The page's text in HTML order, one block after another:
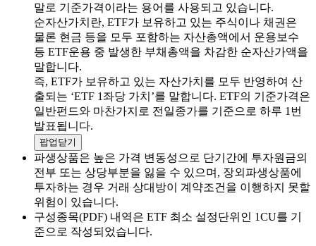
말로 기준가격이라는 용어를 사용되고 있습니다.
순자산가치란, ETF가 보유하고 있는 주식이나 채권은
물론 현금 등을 모두 포함하는 자산총액에서 운용보수
등 ETF운용 중 발생한 부채총액을 차감한 순자산가액을
말합니다.
즉, ETF가 보유하고 있는 자산가치를 모두 반영하여 산
출되는 ‘ETF 1좌당 가치’를 말합니다. ETF의 기준가격은
일반펀드와 마찬가지로 전일종가를 기준으로 하루 1번
발표됩니다.
팝업닫기
파생상품은 높은 가격 변동성으로 단기간에 투자원금의
전부 또는 상당부분을 잃을 수 있으며, 장외파생상품에
투자하는 경우 거래 상대방이 계약조건을 이행하지 못할
위험이 있습니다.
구성종목(PDF) 내역은 ETF 최소 설정단위인 1CU를 기
준으로 작성되었습니다.